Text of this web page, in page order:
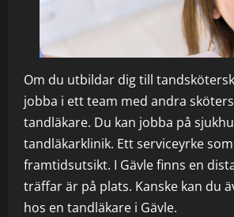
Om du utbildar dig till
jobba i ett team med andra
tandläkare. Du kan jobba på
tandläkarklinik. Ett serviceyrke
framtidsutsikt. I Gävle finns en
träffar är på plats. Kanske kan du
hos en tandläkare i Gävle.